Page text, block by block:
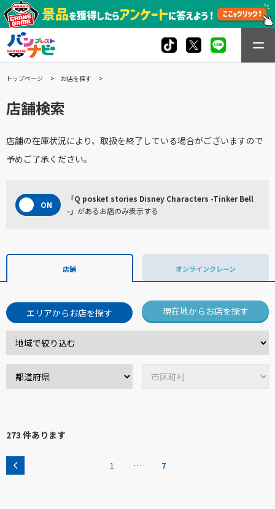
トップページ お店を探す
店舗検索
店舗の在庫状況により、取扱を終了している場合がございますので
予めご了承ください。
「Q posket stories Disney Characters -Tinker Bell
-」 があるお店のみ表示する
店舗 オンラインクレーン
エリアからお店を探す 現在地からお店を探す
273 件あります
1 … 7